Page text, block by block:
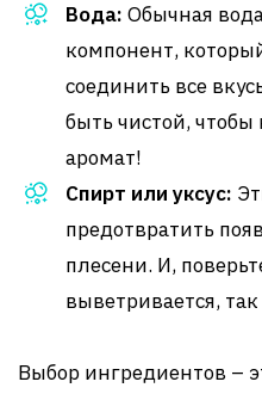
Вода: Обычная
компонент,
соединить все
быть чистой,
аромат!
Спирт или уксус:
предотвратить
плесени. И,
выветривается,
Выбор ингредиентов –